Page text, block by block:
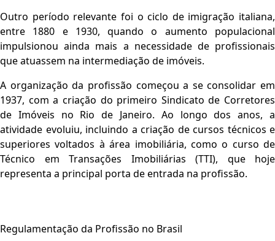
Outro período relevante foi o ciclo de imigração italiana,
entre 1880 e 1930, quando o aumento populacional
impulsionou ainda mais a necessidade de profissionais
que atuassem na intermediação de imóveis.
A organização da profissão começou a se consolidar em
1937, com a criação do primeiro Sindicato de Corretores
de Imóveis no Rio de Janeiro. Ao longo dos anos, a
atividade evoluiu, incluindo a criação de cursos técnicos e
superiores voltados à área imobiliária, como o curso de
Técnico em Transações Imobiliárias (TTI), que hoje
representa a principal porta de entrada na profissão.
Regulamentação da Profissão no Brasil